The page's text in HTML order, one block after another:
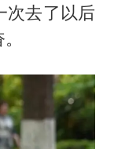
次去了以后